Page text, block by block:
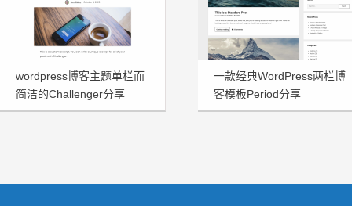
wordpress博客主题单栏而
简洁的Challenger分享
一款经典WordPress两栏博
客模板Period分享